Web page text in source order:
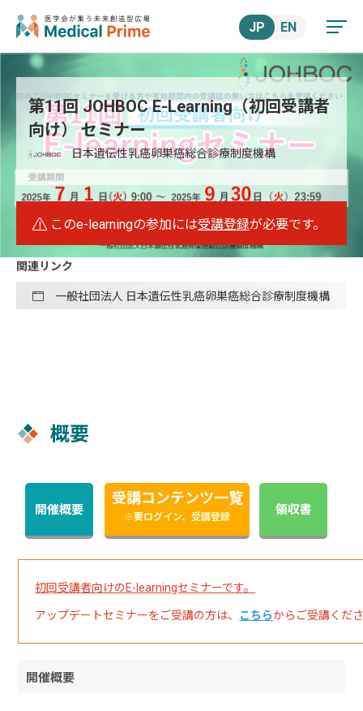
JP EN
第11回 JOHBOC E-Learning（初回受講者
向け） セミナー
日本遺伝性乳癌卵巣癌総合診療制度機構
このe-learningの参加には受講登録が必要です。
関連リンク
一般社団法人 日本遺伝性乳癌卵巣癌総合診療制度機構
概要
開催概要
受講コンテンツ一覧
※要ログイン、受講登録 領収書
初回受講者向けのE-learningセミナーです。
アップデートセミナーをご受講の方は、 こちらからご受講くだ
開催概要